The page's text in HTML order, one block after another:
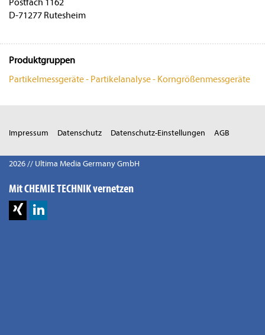
D-71277 Rutesheim
Produktgruppen
Partikelmessgeräte - Partikelanalyse - Korngrößenmessgeräte
Impressum Datenschutz Datenschutz-Einstellungen AGB
2026 // Ultima Media Germany GmbH
Mit CHEMIE TECHNIK vernetzen